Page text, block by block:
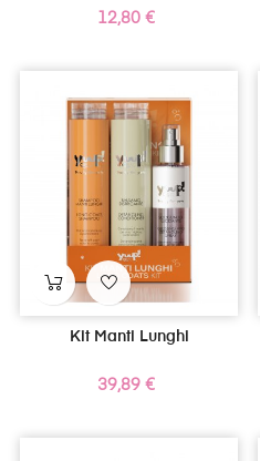
Prezzo
12,80 €
Kit Manti Lunghi
Prezzo
39,89 €